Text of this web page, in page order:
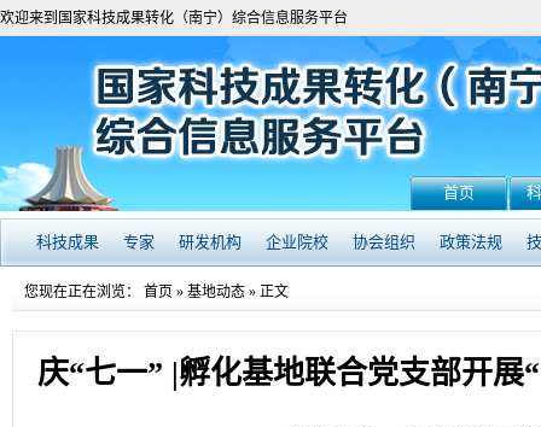
欢迎来到国家科技成果转化（南宁）综合信息服务平台
首页
科技成果 专家 研发机构 企业院校 协会组织 政策法规
您现在正在浏览： 首页 » 基地动态 » 正文
庆“七一” |孵化基地联合党支部开展